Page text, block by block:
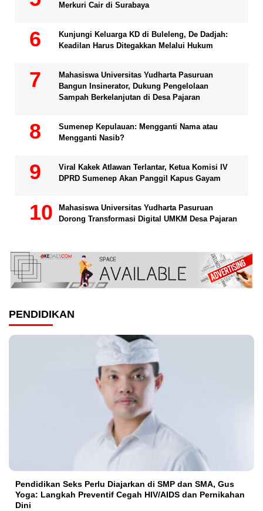
Merkuri Cair di Surabaya
Kunjungi Keluarga KD di Buleleng, De Dadjah:
Keadilan Harus Ditegakkan Melalui Hukum
Mahasiswa Universitas Yudharta Pasuruan
Bangun Insinerator, Dukung Pengelolaan
Sampah Berkelanjutan di Desa Pajaran
Sumenep Kepulauan: Mengganti Nama atau
Mengganti Nasib?
Viral Kakek Atlawan Terlantar, Ketua Komisi IV
DPRD Sumenep Akan Panggil Kapus Gayam
Mahasiswa Universitas Yudharta Pasuruan
Dorong Transformasi Digital UMKM Desa Pajaran
PENDIDIKAN
Pendidikan Seks Perlu Diajarkan di SMP dan SMA, Gus
Yoga: Langkah Preventif Cegah HIV/AIDS dan Pernikahan
Dini